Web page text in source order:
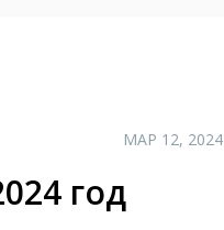
МАР 12, 2024
год